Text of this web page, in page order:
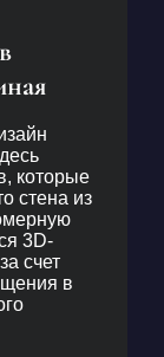
тонах
на первый
которые
стена из
3D-
счет
в